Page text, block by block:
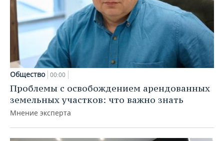
Общество 00:00
Проблемы с освобождением арендованных
земельных участков: что важно знать
Мнение эксперта